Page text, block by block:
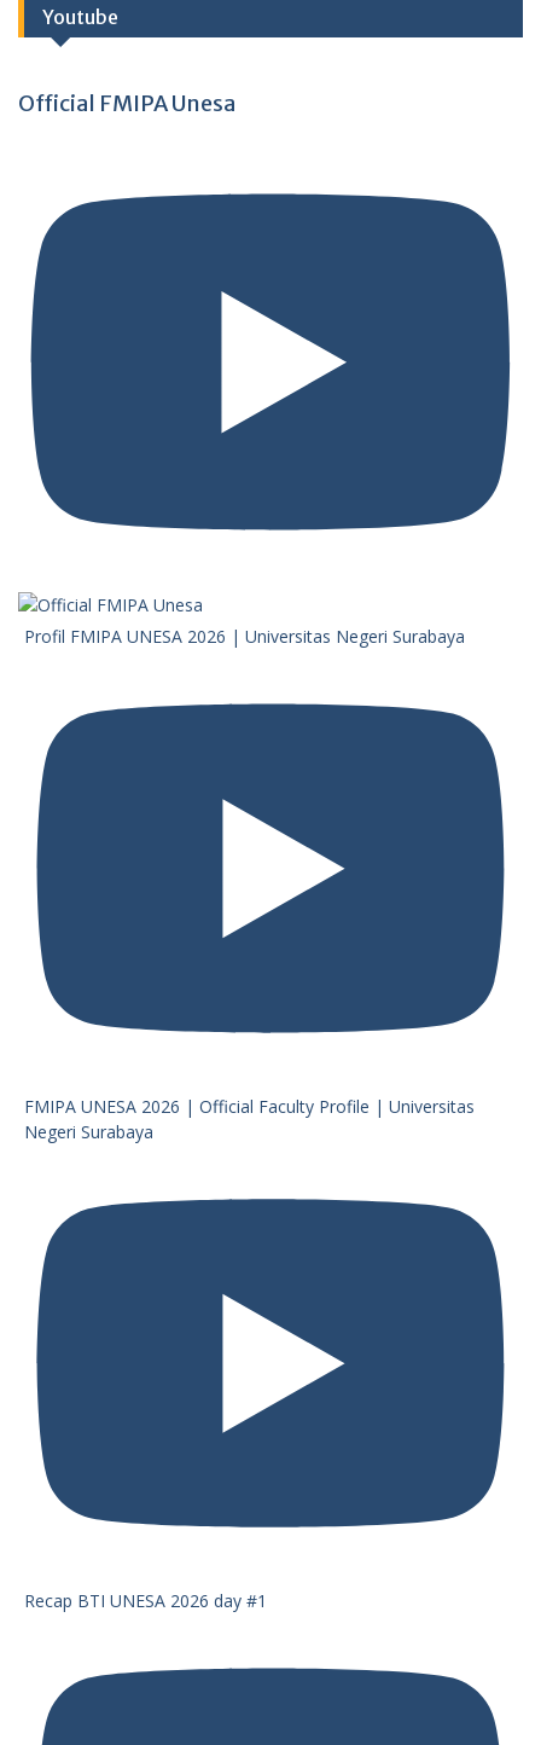
Youtube
Official FMIPA Unesa
Profil FMIPA UNESA 2026 | Universitas Negeri Surabaya
FMIPA UNESA 2026 | Official Faculty Profile | Universitas
Negeri Surabaya
Recap BTI UNESA 2026 day #1